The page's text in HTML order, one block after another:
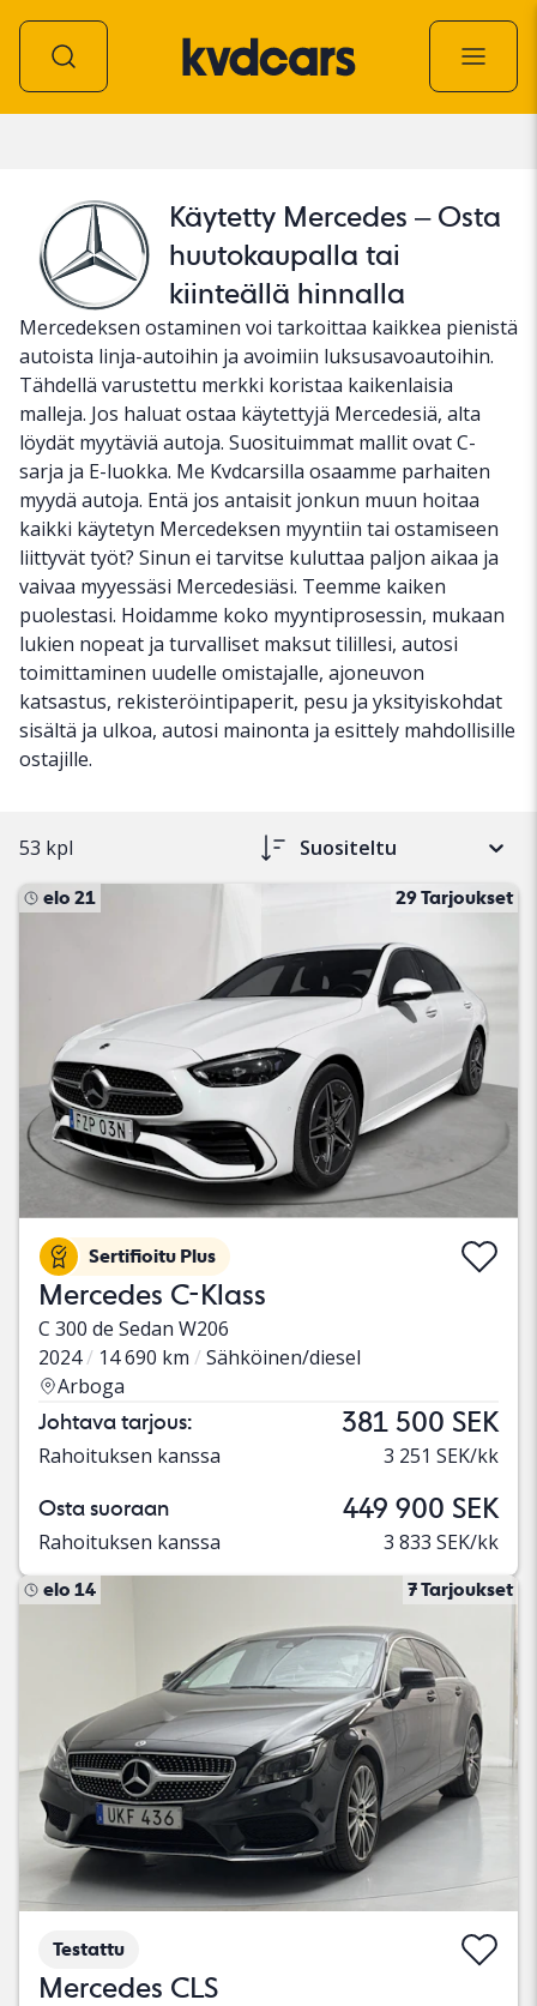
Käytetty Mercedes – Osta
huutokaupalla tai
kiinteällä hinnalla
Mercedeksen ostaminen voi tarkoittaa kaikkea pienistä
autoista linja-autoihin ja avoimiin luksusavoautoihin.
Tähdellä varustettu merkki koristaa kaikenlaisia
malleja. Jos haluat ostaa käytettyjä Mercedesiä, alta
löydät myytäviä autoja. Suosituimmat mallit ovat C-
sarja ja E-luokka. Me Kvdcarsilla osaamme parhaiten
myydä autoja. Entä jos antaisit jonkun muun hoitaa
kaikki käytetyn Mercedeksen myyntiin tai ostamiseen
liittyvät työt? Sinun ei tarvitse kuluttaa paljon aikaa ja
vaivaa myyessäsi Mercedesiäsi. Teemme kaiken
puolestasi. Hoidamme koko myyntiprosessin, mukaan
lukien nopeat ja turvalliset maksut tilillesi, autosi
toimittaminen uudelle omistajalle, ajoneuvon
katsastus, rekisteröintipaperit, pesu ja yksityiskohdat
sisältä ja ulkoa, autosi mainonta ja esittely mahdollisille
ostajille.
53 kpl Suositeltu
elo 21 29 Tarjoukset
Sertifioitu Plus
Mercedes C-Klass
C 300 de Sedan W206
2024
14 690 km
Sähköinen/diesel
Arboga
Johtava tarjous: 381 500 SEK
Rahoituksen kanssa 3 251 SEK/kk
Osta suoraan 449 900 SEK
Rahoituksen kanssa 3 833 SEK/kk
elo 14 7 Tarjoukset
Testattu
Mercedes CLS